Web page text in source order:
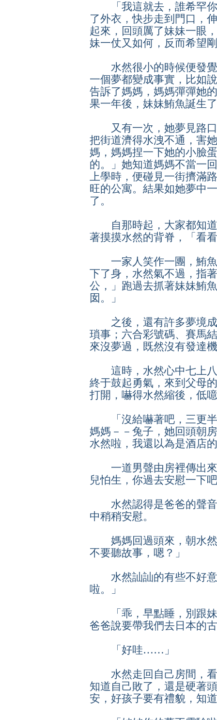
「我這就去，誰希罕你
了外衣，快步走到門口，
起來，回頭厲了妹妹一眼
妹一仗又如何，反而希望
水然很小的時候便發覺
一個夢都變成事實，比如
告訴了媽媽，媽媽彈彈她
果一年後，妹妹鮪魚誕生
又有一次，她夢見路口
把街道濟得水洩不通，害
媽，媽媽捏一下她的小臉
的。」她知道媽媽不當一
上學時，便碰見一街擠滿
旺的公寓。結果如她夢中
了。
自那時起，大家都知道
著摸摸水然的背脊，「看
一家人笑作一團，鮪魚
下了身，水然氣不過，指
公，」跑過去抓著妹妹鮪
囡。」
之後，還有許多夢境成
瑣事；六合彩號碼、賽馬
來沒夢過，既然沒有發達
這時，水然心中七上八
終于鼓起勇氣，來到父母
打開，嚇得水然縮後，低
「沒給嚇著吧，三更半
媽媽－－兔子，她回頭朝
水然啦，我還以為是酒店
一道男聲由房裡傳出來
兒怕生，你過去安慰一下
水然認得是爸爸的聲音
中稍稍安慰。
媽媽回過頭來，朝水然
不要聽故事，嗯？」
水然訕訕的有些不好意
啦。」
「乖，早點睡，別跟妹
爸爸說要帶我們去日本的
「好哇……」
水然走回自己房間，看
知道自己敗了，還是硬著
安，好孩子要有禮貌，知